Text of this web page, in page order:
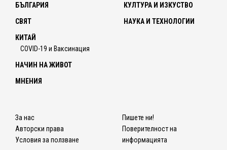
БЪЛГАРИЯ
СВЯТ
КИТАЙ
COVID-19 и Ваксинация
КУЛТУРА И ИЗКУСТВО
НАУКА И ТЕХНОЛОГИИ
НАЧИН НА ЖИВОТ
МНЕНИЯ
За нас
Авторски права
Условия за ползване
Пишете ни!
Поверителност на
информацията